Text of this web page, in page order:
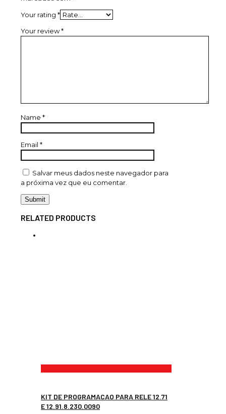
Your rating *
Your review*
Name *
Email *
Salvar meus dados neste navegador para
a próxima vez que eu comentar.
RELATED PRODUCTS
KIT DE PROGRAMACAO PARA RELE 12.71
E 12.91.8.230.0090